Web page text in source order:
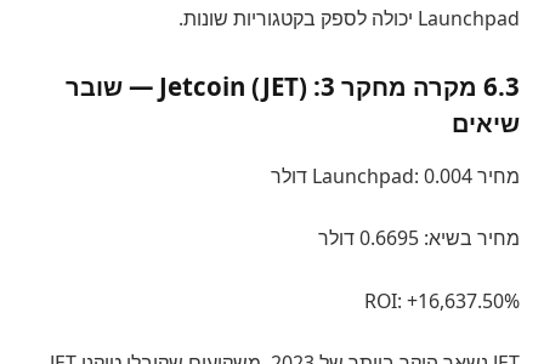
Launchpad יכולה לספק בקטגוריות שונות.
6.3 מקרה מחקר 3: Jetcoin (JET) — שובר
שיאים
מחיר Launchpad: 0.004 דולר
מחיר בשיא: 0.6695 דולר
ROI: +16,637.50%